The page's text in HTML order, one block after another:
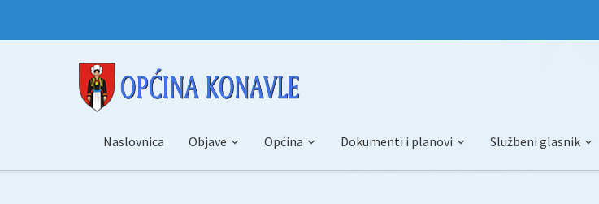
Naslovnica Objave Općina Dokumenti i planovi Službeni glasnik